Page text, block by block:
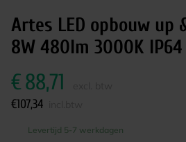
Artes LED opbouw up
8W 480lm 3000K
€88,71
€107,34
Levertijd 5-7 werkdagen